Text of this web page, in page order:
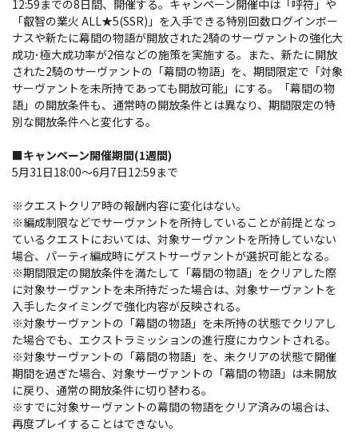
12:59までの8日間、開催する。キャンペーン開催中は「呼符」や
「叡智の業火 ALL★5(SSR)」を入手できる特別回数ログインボー
ナスや新たに幕間の物語が開放された2騎のサーヴァントの強化大
成功･極大成功率が2倍などの施策を実施する。また、新たに開放
された2騎のサーヴァントの「幕間の物語」を、期間限定で「対象
サーヴァントを未所持であっても開放可能」にする。「幕間の物
語」の開放条件も、通常時の開放条件とは異なり、期間限定の特
別な開放条件へと変化する。
■キャンペーン開催期間(1週間)
5月31日18:00～6月7日12:59まで
※クエストクリア時の報酬内容に変化はない。
※編成制限などでサーヴァントを所持していることが前提となっ
ているクエストにおいては、対象サーヴァントを所持していない
場合、パーティ編成時にゲストサーヴァントが選択可能となる。
※期間限定の開放条件を満たして「幕間の物語」をクリアした際
に対象サーヴァントを未所持だった場合は、対象サーヴァントを
入手したタイミングで強化内容が反映される。
※対象サーヴァントの「幕間の物語」を未所持の状態でクリアし
た場合でも、エクストラミッションの進行度にカウントされる。
※対象サーヴァントの「幕間の物語」を、未クリアの状態で開催
期間を過ぎた場合、対象サーヴァントの「幕間の物語」は未開放
に戻り、通常の開放条件に切り替わる。
※すでに対象サーヴァントの幕間の物語をクリア済みの場合は、
再度プレイすることはできない。